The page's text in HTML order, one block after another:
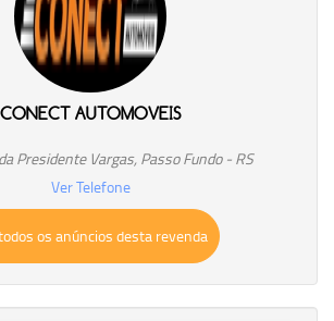
CONECT AUTOMOVEIS
Presidente Vargas, Passo Fundo - RS
Ver Telefone
os anúncios desta revenda